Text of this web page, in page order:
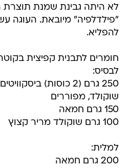
לא היתה גבינת שמנת
"פילדלפיה" מיובאת. העוגה
להפליא.
חומרים לתבנית קפיצית בקוטר 26
לבסיס:
250 גרם (2 כוסות) ביסקוויטים בטעם
שוקולד, מפוררים
150 גרם חמאה
100 גרם שוקולד מריר קצוץ
למלית:
200 גרם חמאה